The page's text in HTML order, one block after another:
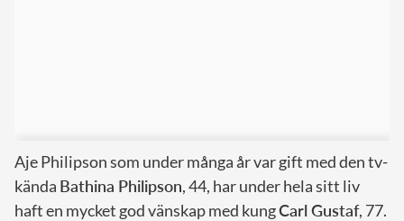
Aje Philipson som under många år var gift med den tv-
kända Bathina Philipson, 44, har under hela sitt liv
haft en mycket god vänskap med kungCarl Gustaf, 77.